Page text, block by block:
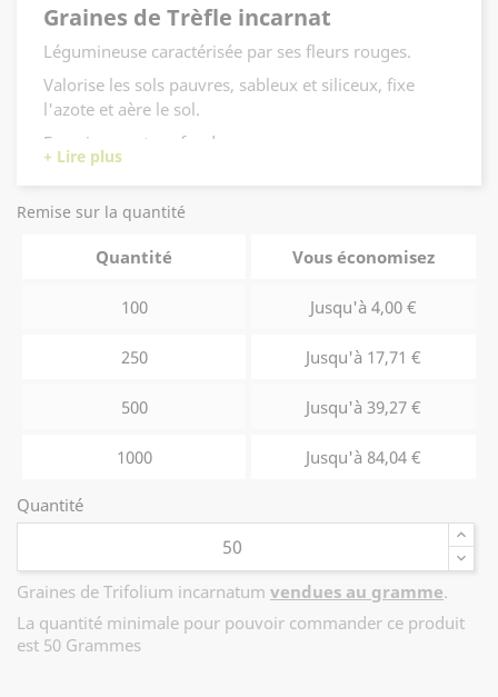
Graines de Trèfle incarnat
Légumineuse caractérisée par ses fleurs rouges.
Valorise les sols pauvres, sableux et siliceux, fixe
l'azote et aère le sol.
Enracinement profond.
Remise sur la quantité
Quantité Vous économisez
100 Jusqu'à 4,00 €
250 Jusqu'à 17,71 €
500 Jusqu'à 39,27 €
1000 Jusqu'à 84,04 €
Quantité
Graines de Trifolium incarnatum vendues au gramme.
La quantité minimale pour pouvoir commander ce produit
est 50 Grammes